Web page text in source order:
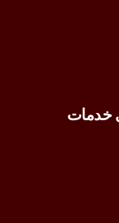
خدمات